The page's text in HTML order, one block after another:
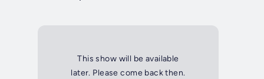
This show will be available
later. Please come back then.